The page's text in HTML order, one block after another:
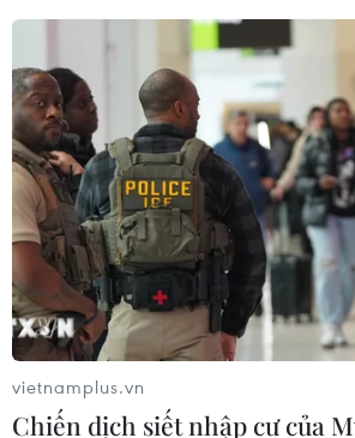
TIN CÙNG CHUYÊN MỤC
Hải Phòng dự kiến còn 780 trường
mầm non, tiểu học và THCS công
09/08/2026 08:42
Trường Đại học Ngoại thương
vietnamplus.vn
Chiến dịch siết nhập cư của